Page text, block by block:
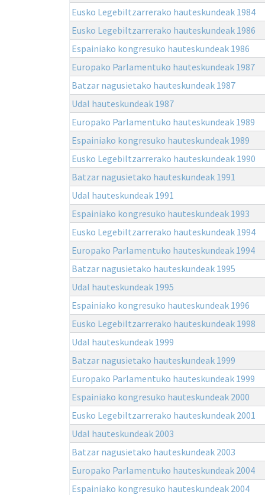
Eusko Legebiltzarrerako hauteskundeak 1984
Eusko Legebiltzarrerako hauteskundeak 1986
Espainiako kongresuko hauteskundeak 1986
Europako Parlamentuko hauteskundeak 1987
Batzar nagusietako hauteskundeak 1987
Udal hauteskundeak 1987
Europako Parlamentuko hauteskundeak 1989
Espainiako kongresuko hauteskundeak 1989
Eusko Legebiltzarrerako hauteskundeak 1990
Batzar nagusietako hauteskundeak 1991
Udal hauteskundeak 1991
Espainiako kongresuko hauteskundeak 1993
Eusko Legebiltzarrerako hauteskundeak 1994
Europako Parlamentuko hauteskundeak 1994
Batzar nagusietako hauteskundeak 1995
Udal hauteskundeak 1995
Espainiako kongresuko hauteskundeak 1996
Eusko Legebiltzarrerako hauteskundeak 1998
Udal hauteskundeak 1999
Batzar nagusietako hauteskundeak 1999
Europako Parlamentuko hauteskundeak 1999
Espainiako kongresuko hauteskundeak 2000
Eusko Legebiltzarrerako hauteskundeak 2001
Udal hauteskundeak 2003
Batzar nagusietako hauteskundeak 2003
Europako Parlamentuko hauteskundeak 2004
Espainiako kongresuko hauteskundeak 2004